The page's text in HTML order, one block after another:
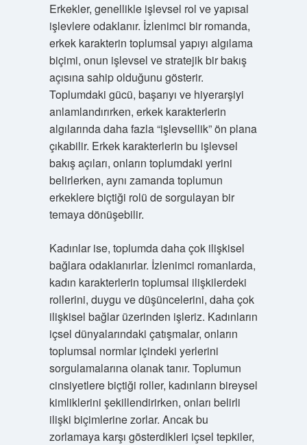
Erkekler, genellikle işlevsel rol ve yapısal
işlevlere odaklanır. İzlenimci bir romanda,
erkek karakterin toplumsal yapıyı algılama
biçimi, onun işlevsel ve stratejik bir bakış
açısına sahip olduğunu gösterir.
Toplumdaki gücü, başarıyı ve hiyerarşiyi
anlamlandırırken, erkek karakterlerin
algılarında daha fazla “işlevsellik” ön plana
çıkabilir. Erkek karakterlerin bu işlevsel
bakış açıları, onların toplumdaki yerini
belirlerken, aynı zamanda toplumun
erkeklere biçtiği rolü de sorgulayan bir
temaya dönüşebilir.
Kadınlar ise, toplumda daha çok ilişkisel
bağlara odaklanırlar. İzlenimci romanlarda,
kadın karakterlerin toplumsal ilişkilerdeki
rollerini, duygu ve düşüncelerini, daha çok
ilişkisel bağlar üzerinden işleriz. Kadınların
içsel dünyalarındaki çatışmalar, onların
toplumsal normlar içindeki yerlerini
sorgulamalarına olanak tanır. Toplumun
cinsiyetlere biçtiği roller, kadınların bireysel
kimliklerini şekillendirirken, onları belirli
ilişki biçimlerine zorlar. Ancak bu
zorlamaya karşı gösterdikleri içsel tepkiler,